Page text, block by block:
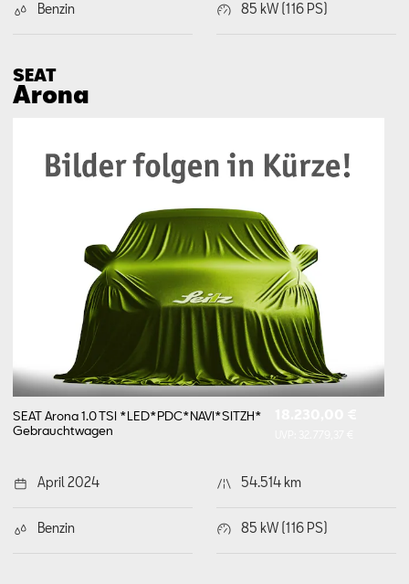
Benzin 85 kW (116 PS)
SEAT
Arona
SEAT Arona 1.0 TSI *LED*PDC*NAVI*SITZH*
Gebrauchtwagen
April 2024 54.514 km
Benzin 85 kW (116 PS)